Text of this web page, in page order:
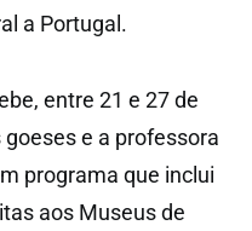
a Portugal.
entre 21 e 27 de
e a professora
programa que inclui
aos Museus de